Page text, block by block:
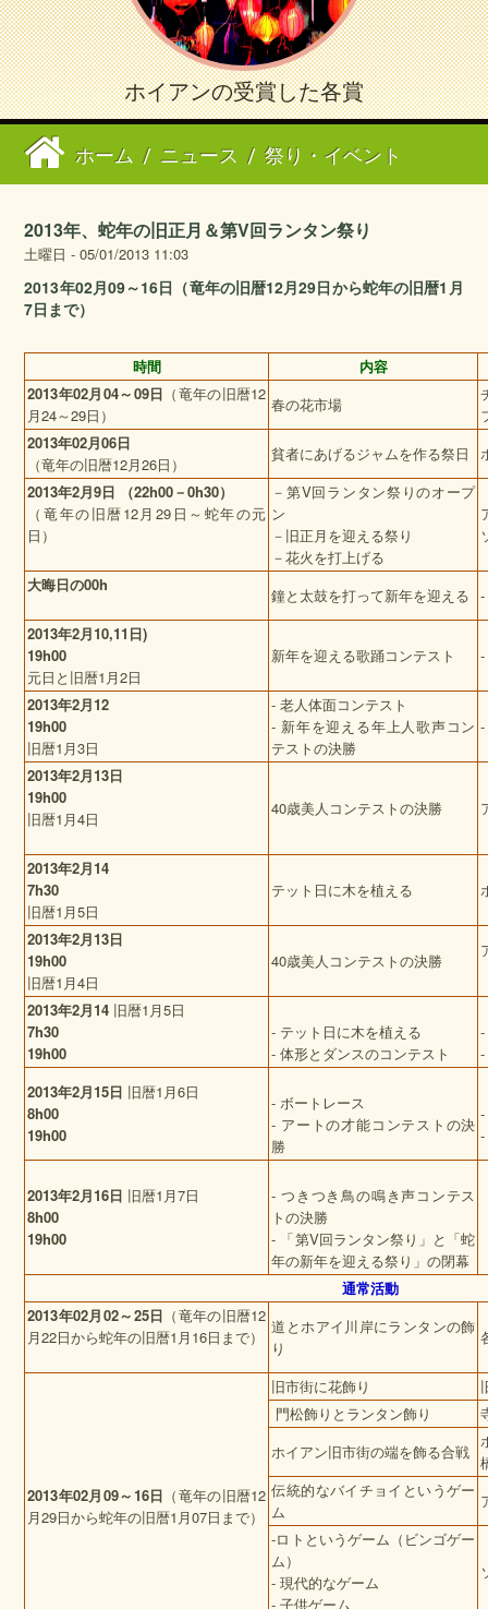
ホイアンの受賞した各賞
ホーム / ニュース / 祭り・イベント
2013年、蛇年の旧正月＆第V回ランタン祭り
土曜日 - 05/01/2013 11:03
2013年02月09～16日（竜年の旧暦12月29日から蛇年の旧暦1月
7日まで）
時間
内容
2013年02月04～09日 （竜年の旧暦12
月24～29日 ）
春の花市場
2013年02月06日
（竜年の旧暦12月26日）
貧者にあげるジャムを作る祭日
2013年2月9日 （22h00－0h30）
（竜年の旧暦12月29日～蛇年の元
日）
－第V回ランタン祭りのオープ
ン
－旧正月を迎える祭り
－花火を打上げる
大晦日の00h
鐘と太鼓を打って新年を迎える
2013年2月10,11 日)
19h00
元日と旧暦1月2日
新年を迎える歌踊コンテスト
2013年2月12
19h00
旧暦1月3日
- 老人体面コンテスト
- 新年を迎える年上人歌声コン
テストの決勝
2013年2月13日
19h00
旧暦1月4日
40歳美人コンテストの決勝
2013年2月14
7h30
旧暦1月5日
テット日に木を植える
2013年2月13日
19h00
旧暦1月4日
40歳美人コンテストの決勝
2013年2月14 旧暦1 月5日
7h30
19h00
- テット日に木を植える
- 体形とダンスのコンテスト
2013年2月15日 旧暦1 月6日
8h00
19h00
- ボートレース
- アートの才能コンテストの決
勝
2013年2月16日 旧暦1 月7日
8h00
19h00
- つきつき鳥の鳴き声コンテス
トの決勝
- 「第V回ランタン祭り」と「蛇
年の新年を迎える祭り」の閉幕
通常活動
2013年02月02～25日 （竜年の旧暦12
月22日から蛇年の旧暦1 月 16日まで）
道とホアイ川岸にランタンの飾
り
2013年02月09～ 16日 （竜年の旧暦12
月29日から蛇年の旧暦1 月07日まで）
旧市街に花飾り
門松飾りとランタン飾り
ホイアン旧市街の端を飾る合戦
伝統的なバイチョイというゲー
ム
-ロトというゲーム（ビンゴゲー
ム）
- 現代的なゲーム
- 子供ゲーム